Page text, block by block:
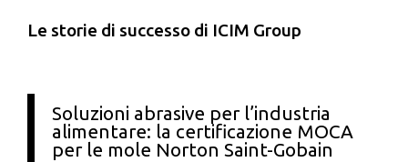
Le storie di successo di ICIM Group
Soluzioni abrasive per l’industria
alimentare: la certificazione MOCA
per le mole Norton Saint-Gobain